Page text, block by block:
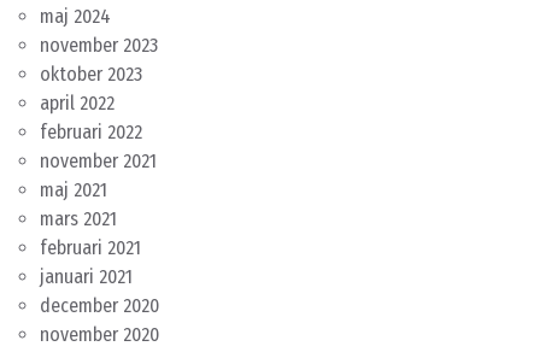
maj 2024
november 2023
oktober 2023
april 2022
februari 2022
november 2021
maj 2021
mars 2021
februari 2021
januari 2021
december 2020
november 2020